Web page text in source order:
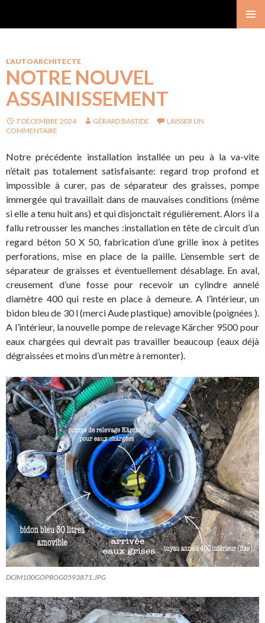
L’AUTOARCHITECTE
NOTRE NOUVEL
ASSAINISSEMENT
7 DÉCEMBRE 2024 GÉRARD BASTIDE
LAISSER UN
COMMENTAIRE
Notre précédente installation installée un peu à la va-vite
n’était pas totalement satisfaisante: regard trop profond et
impossible à curer, pas de séparateur des graisses, pompe
immergée qui travaillait dans de mauvaises conditions (même
si elle a tenu huit ans) et qui disjonctait régulièrement. Alors il a
fallu retrousser les manches :installation en tête de circuit d’un
regard béton 50 X 50, fabrication d’une grille inox à petites
perforations, mise en place de la paille. L’ensemble sert de
séparateur de graisses et éventuellement désablage. En aval,
creusement d’une fosse pour recevoir un cylindre annelé
diamètre 400 qui reste en place à demeure. A l’intérieur, un
bidon bleu de 30 l (merci Aude plastique) amovible (poignées ).
A l’intérieur, la nouvelle pompe de relevage Kärcher 9500 pour
eaux chargées qui devrait pas travailler beaucoup (eaux déjà
dégraissées et moins d’un mètre à remonter).
DCIM100GOPROG0593871.JPG